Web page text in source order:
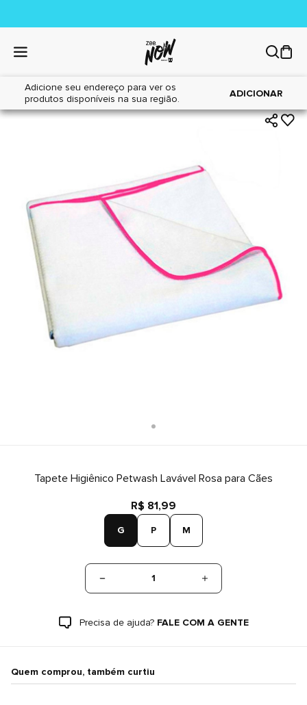
Adicione seu endereço para ver os
produtos disponíveis na sua região.
ADICIONAR
Home|Cães|Tapetes Higiênicos
Tapete Higiênico Petwash Lavável Rosa para Cães
R$ 81,99
G P M
1
Precisa de ajuda? FALE COM A GENTE
Quem comprou, também curtiu